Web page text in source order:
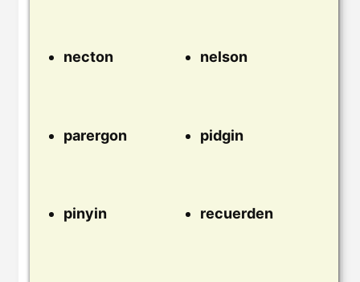
necton nelson
parergon pidgin
pinyin recuerden